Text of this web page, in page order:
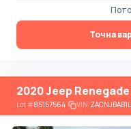
Точна
2020 Jeep
Lot#85157564 VIN: